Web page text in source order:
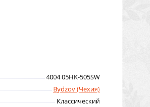
4004 05HK-505SW
Bydzov (Чехия)
Классический